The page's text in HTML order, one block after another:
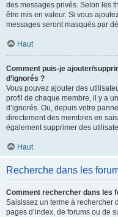
des messages privés. Selon les
être mis en valeur. Si vous
messages seront masqués par
Haut
Comment puis-je ajouter/
d’ignorés ?
Vous pouvez ajouter des
profil de chaque membre, il y a
d’ignorés. Ou, depuis votre
directement des membres en
également supprimer des
Haut
Recherche dans les
Comment rechercher dans les
Saisissez un terme à rechercher
pages d’index, de forums ou de